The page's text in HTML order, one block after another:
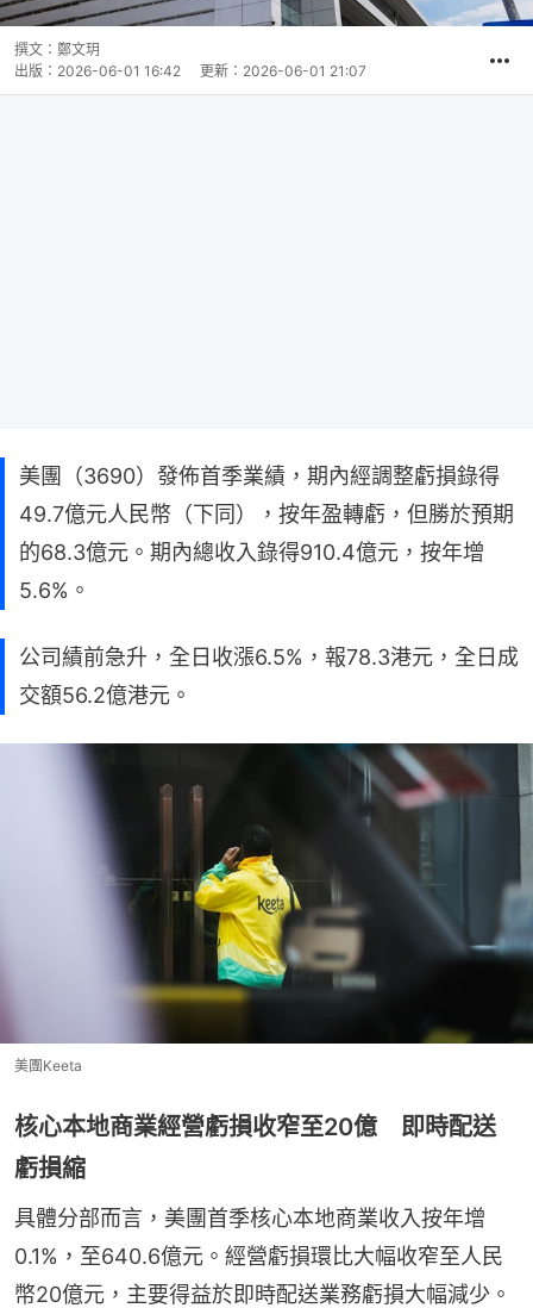
撰文： 鄭文玥
出版： 2026-06-01 16:42 更新： 2026-06-01 21:07
美團（3690）發佈首季業績，期內經調整虧損錄得
49.7億元人民幣（下同），按年盈轉虧，但勝於預期
的68.3億元。期內總收入錄得910.4億元，按年增
5.6%。
公司績前急升，全日收漲6.5%，報78.3港元，全日成
交額56.2億港元。
美團Keeta
核心本地商業經營虧損收窄至20億 即時配送
虧損縮
具體分部而言，美團首季核心本地商業收入按年增
0.1%，至640.6億元。經營虧損環比大幅收窄至人民
幣20億元，主要得益於即時配送業務虧損大幅減少。